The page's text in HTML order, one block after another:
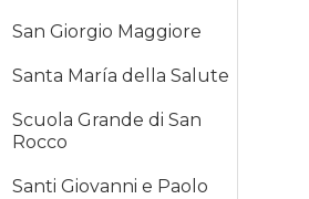
San Giorgio Maggiore
Santa María della Salute
Scuola Grande di San
Rocco
Santi Giovanni e Paolo